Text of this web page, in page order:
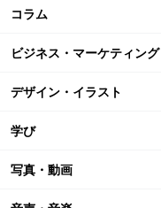
コラム
ビジネス・マーケティング
デザイン・イラスト
学び
写真・動画